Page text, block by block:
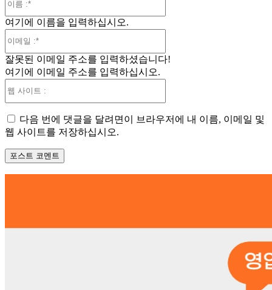
여기에 이름을 입력하십시오.
일
잘못된 이메일 주소를 입력하셨습니다!
여기에 이메일 주소를 입력하십시오.
트
다음 번에 댓글을 달려면이 브라우저에 내 이름, 이메일 및
웹 사이트를 저장하십시오.